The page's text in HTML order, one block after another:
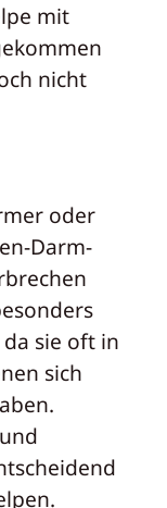
mit
nicht
oder
Darm-
sie oft in
sich